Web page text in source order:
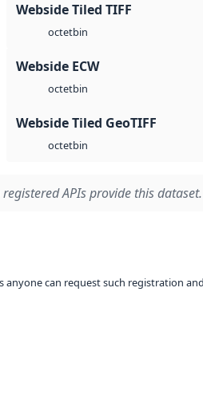
Webside Tiled TIFF
octetbin
Webside ECW
octetbin
Webside Tiled GeoTIFF
octetbin
registered APIs provide this dataset.
anyone can request such registration